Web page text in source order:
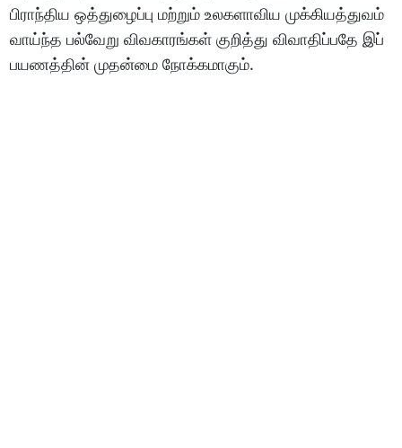
பிராந்திய ஒத்துழைப்பு மற்றும் உலகளாவிய முக்கியத்துவம்
வாய்ந்த பல்வேறு விவகாரங்கள் குறித்து விவாதிப்பதே இப்
பயணத்தின் முதன்மை நோக்கமாகும்.